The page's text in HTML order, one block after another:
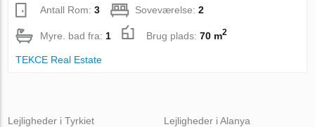
Antall Rom:3 Soveværelse:2
Myre. bad fra: 1 Brug plads:70 m2
TEKCE Real Estate
Lejligheder i Tyrkiet
Lejligheder i Alanya